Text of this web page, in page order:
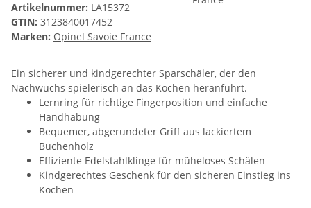
Artikelnummer: LA15372
GTIN: 3123840017452
Marken: Opinel Savoie France
Ein sicherer und kindgerechter Sparschäler, der den
Nachwuchs spielerisch an das Kochen heranführt.
Lernring für richtige Fingerposition und einfache
Handhabung
Bequemer, abgerundeter Griff aus lackiertem
Buchenholz
Effiziente Edelstahlklinge für müheloses Schälen
Kindgerechtes Geschenk für den sicheren Einstieg ins
Kochen